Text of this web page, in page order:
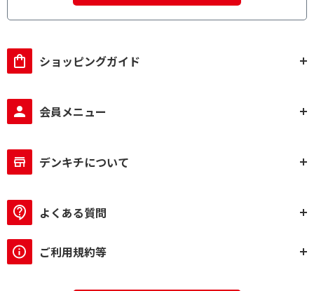
ショッピングガイド
会員メニュー
デンキチについて
よくある質問
ご利用規約等